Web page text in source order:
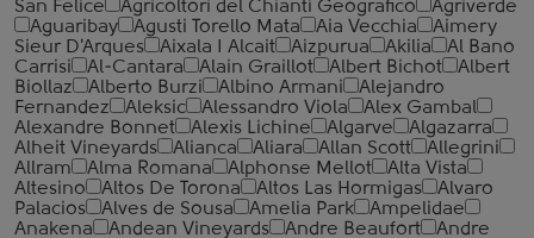
San Felice
Agricoltori del Chianti Geografico
Agriverde
Aguaribay
Agusti Torello Mata Aia Vecchia
Aimery
Sieur D'Arques
Aixala I Alcait Aizpurua Akilia
Al Bano
Carrisi
Al-Cantara Alain Graillot Albert Bichot
Albert
Biollaz
Alberto Burzi Albino Armani
Alejandro
Fernandez
Aleksic Alessandro Viola
Alex Gambal
Alexandre Bonnet
Alexis Lichine Algarve
Algazarra
Alheit Vineyards
Alianca Aliara Allan Scott
Allegrini
Allram
Alma Romana Alphonse Mellot
Alta Vista
Altesino
Altos De Torona Altos Las Hormigas
Alvaro
Palacios
Alves de Sousa Amelia Park
Ampelidae
Anakena
Andean Vineyards Andre Beaufort
Andre